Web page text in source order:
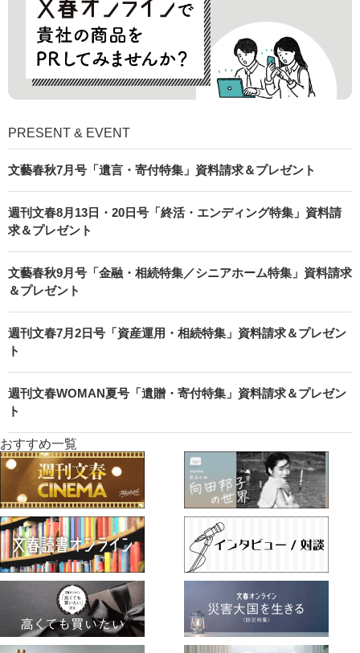
PRESENT & EVENT
文藝春秋7月号「遺言・寄付特集」資料請求＆プレゼント
週刊文春8月13日・20日号「終活・エンディング特集」資料請
求＆プレゼント
文藝春秋9月号「金融・相続特集／シニアホーム特集」資料請求
＆プレゼント
週刊文春7月2日号「資産運用・相続特集」資料請求＆プレゼン
ト
週刊文春WOMAN夏号「遺贈・寄付特集」資料請求＆プレゼン
ト
おすすめ一覧